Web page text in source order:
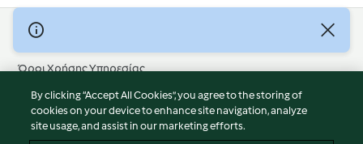
© Πνευματικά Δικαιώματα 2026
Όροι Χρήσης Υπηρεσίας
Πολιτική Απορρήτου
Δήλωση Αποποίησης Ευθύνης
Διαχειριστής ιστοσελίδας
By clicking “Accept All Cookies”, you agree to the storing of
cookies on your device to enhance site navigation, analyze
site usage, and assist in our marketing efforts.